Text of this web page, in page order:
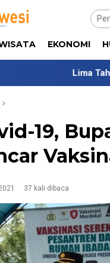
EKONOMI
Lima Tahun Bersama
19,
37 kali dibaca